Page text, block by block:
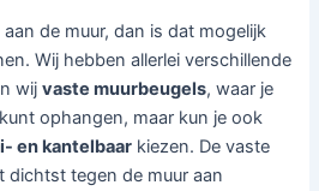
de muur, dan is dat mogelijk
Wij hebben allerlei verschillende
wijvaste muurbeugels, waar je
ophangen, maar kun je ook
en kantelbaar kiezen. De vaste
dichtst tegen de muur aan